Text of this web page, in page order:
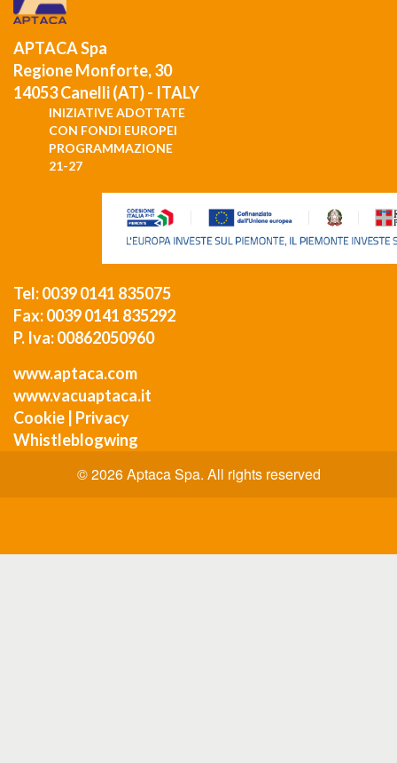
APTACA Spa
Regione Monforte, 30
14053 Canelli (AT) - ITALY
INIZIATIVE ADOTTATE
CON FONDI EUROPEI
PROGRAMMAZIONE
21-27
Tel: 0039 0141 835075
Fax: 0039 0141 835292
P. Iva: 00862050960
www.aptaca.com
www.vacuaptaca.it
Cookie Privacy
Whistleblogwing
© 2026 Aptaca Spa. All rights reserved